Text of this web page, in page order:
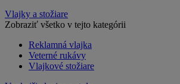
Vlajky a stožiare
Zobraziť všetko v tejto kategórii
Reklamná vlajka
Veterné rukávy
Vlajkové stožiare